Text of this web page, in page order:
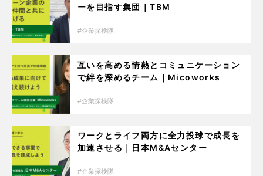
ーを目指す集団｜TBM
企業探検隊
互いを高める情熱とコミュニケーション
で絆を深めるチーム｜Micoworks
企業探検隊
ワークとライフ両方に全力投球で成長を
加速させる｜日本M&Aセンター
企業探検隊